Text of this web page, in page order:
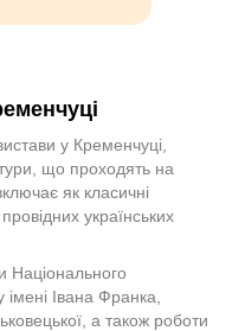
у Кременчуці,
що проходять на
як класичні
українських
Національного
Івана Франка,
а також роботи